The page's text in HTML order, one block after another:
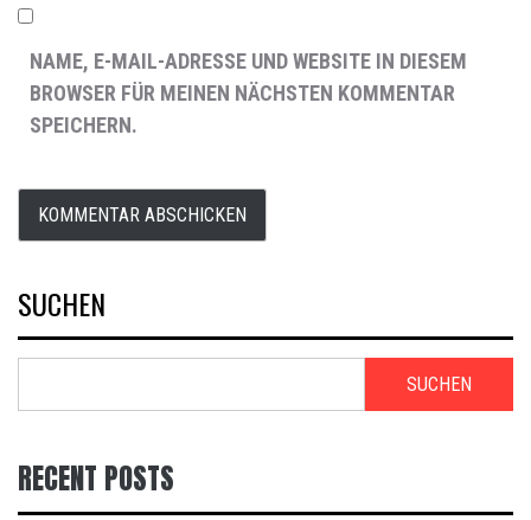
NAME, E-MAIL-ADRESSE UND WEBSITE IN DIESEM
BROWSER FÜR MEINEN NÄCHSTEN KOMMENTAR
SPEICHERN.
SUCHEN
SUCHEN
RECENT POSTS